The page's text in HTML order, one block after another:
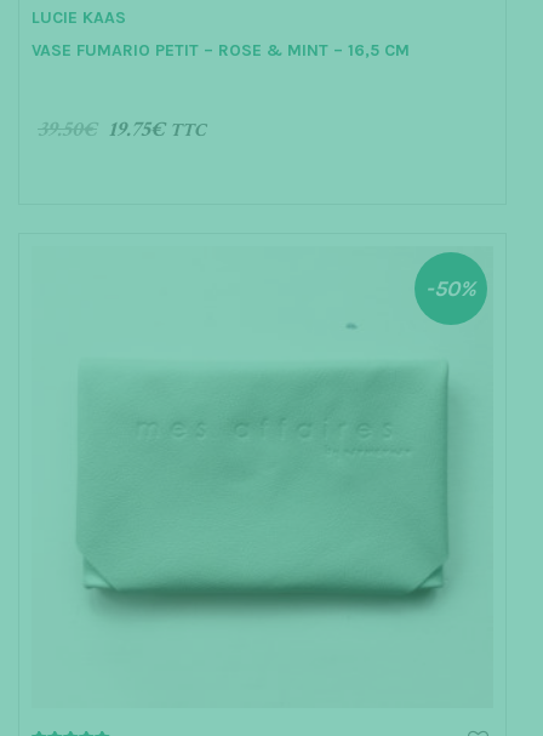
0
o
t
LUCIE KAAS
VASE FUMARIO PETIT – ROSE & MINT – 16,5 CM
39.50€ 19.75€ TTC
-50%